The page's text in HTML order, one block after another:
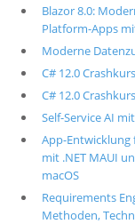
Blazor 8.0:
Platform-Apps
Moderne
C# 12.0 Crashkurs
C# 12.0 Crashkurs
Self-Service AI
App-Entwicklung
mit .NET MAUI
macOS
Requirements
Methoden,